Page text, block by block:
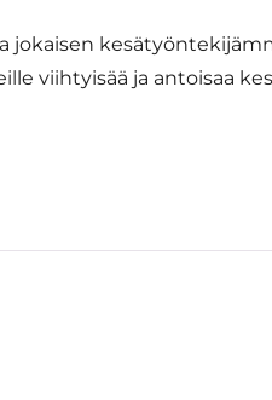
jokaisen
viihtyisää ja antoisaa